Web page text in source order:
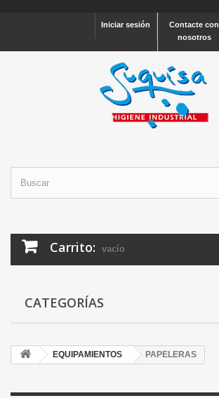
Contacte con
nosotros
Iniciar sesión
Carrito: vacío
CATEGORÍAS
EQUIPAMIENTOS PAPELERAS